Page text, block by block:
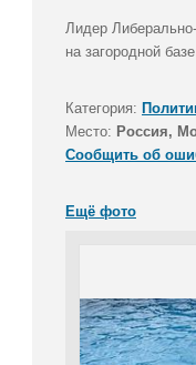
Лидер
на загородной
Категория:
Место: Россия,
Сообщить об
Ещё фото